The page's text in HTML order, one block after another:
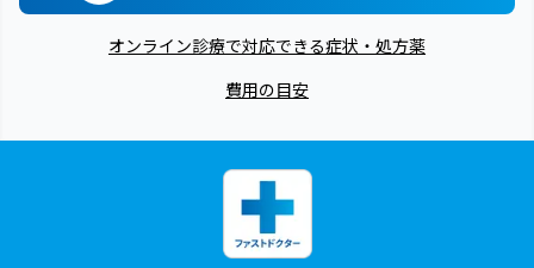
オンライン診療で対応できる症状・処方薬
費用の目安